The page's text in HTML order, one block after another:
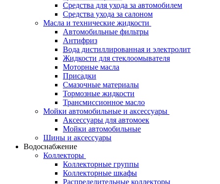
Средства для ухода за автомобилем
Средства ухода за салоном
Масла и технические жидкости
Автомобильные фильтры
Антифриз
Вода дистиллированная и электролит
Жидкости для стеклоомывателя
Моторные масла
Присадки
Смазочные материалы
Тормозные жидкости
Трансмиссионное масло
Мойки автомобильные и аксессуары
Аксессуары для автомоек
Мойки автомобильные
Шины и аксессуары
Водоснабжение
Коллекторы
Коллекторные группы
Коллекторные шкафы
Распределительные коллекторы